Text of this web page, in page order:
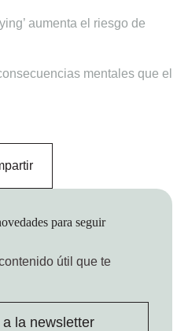
aumenta el riesgo de
mentales que el
para seguir
útil que te
la newsletter